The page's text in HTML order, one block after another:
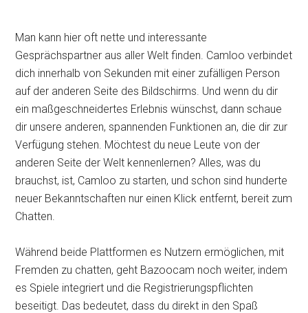
Man kann hier oft nette und interessante
Gesprächspartner aus aller Welt finden. Camloo verbindet
dich innerhalb von Sekunden mit einer zufälligen Person
auf der anderen Seite des Bildschirms. Und wenn du dir
ein maßgeschneidertes Erlebnis wünschst, dann schaue
dir unsere anderen, spannenden Funktionen an, die dir zur
Verfügung stehen. Möchtest du neue Leute von der
anderen Seite der Welt kennenlernen? Alles, was du
brauchst, ist, Camloo zu starten, und schon sind hunderte
neuer Bekanntschaften nur einen Klick entfernt, bereit zum
Chatten.
Während beide Plattformen es Nutzern ermöglichen, mit
Fremden zu chatten, geht Bazoocam noch weiter, indem
es Spiele integriert und die Registrierungspflichten
beseitigt. Das bedeutet, dass du direkt in den Spaß